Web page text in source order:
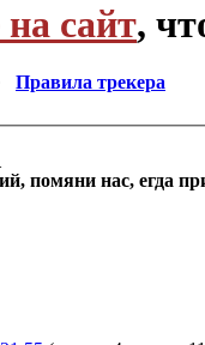
сайт,
Правила трекера
помяни нас, егда